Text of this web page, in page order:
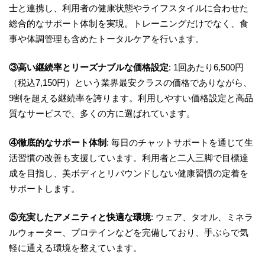
士と連携し、利用者の健康状態やライフスタイルに合わせた
総合的なサポート体制を実現。トレーニングだけでなく、食
事や体調管理も含めたトータルケアを行います。
③高い継続率とリーズナブルな価格設定: 1回あたり6,500円
（税込7,150円）という業界最安クラスの価格でありながら、
9割を超える継続率を誇ります。利用しやすい価格設定と高品
質なサービスで、多くの方に選ばれています。
④徹底的なサポート体制 : 毎日のチャットサポートを通じて生
活習慣の改善も支援しています。利用者と二人三脚で目標達
成を目指し、美ボディとリバウンドしない健康習慣の定着を
サポートします。
⑤充実したアメニティと快適な環境: ウェア、タオル、ミネラ
ルウォーター、プロテインなどを完備しており、手ぶらで気
軽に通える環境を整えています。